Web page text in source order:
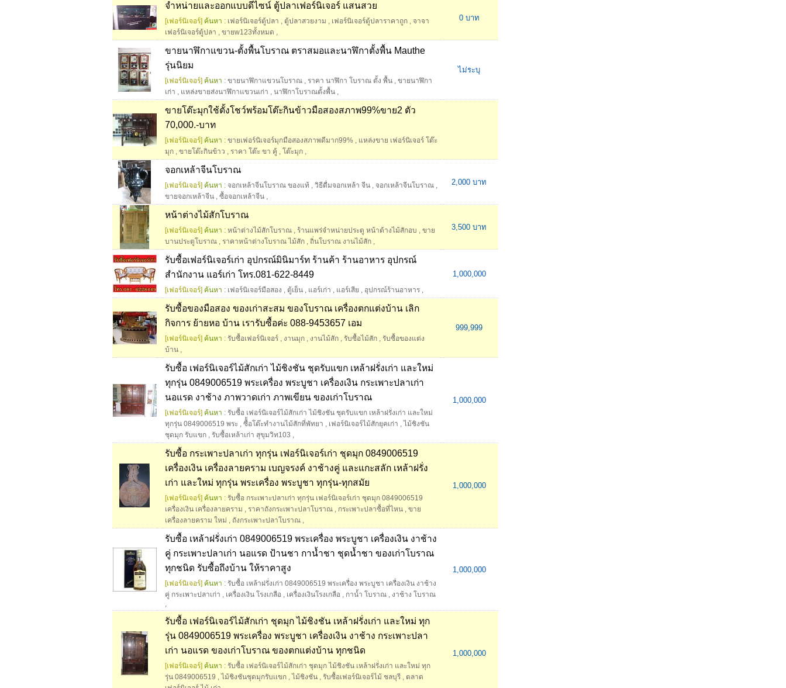
จำหน่ายและออกแบบดีไซน์ ตู้ปลาเฟอร์นิเจอร์ แสนสวย
[เฟอร์นิเจอร์] ค้นหา : เฟอร์นิเจอร์ตู้ปลา , ตู้ปลาสวยงาม , เฟอร์นิเจอร์ตู้ปลาราคาถูก , จาจา
เฟอร์นิเจอร์ตู้ปลา , ขายw123ทั้งหมด ,
0 บาท
ขายนาฬิกาแขวน-ตั้งพื้นโบราณ ตราสมอและนาฬิกาตั้งพื้น Mauthe
รุ่นนิยม
[เฟอร์นิเจอร์] ค้นหา : ขายนาฬิกาแขวนโบราณ , ราคา นาฬิกา โบราณ ตั้ง พื้น , ขายนาฬิกา
เก่า , แหล่งขายส่งนาฬิกาแขวนเก่า , นาฬิกาโบราณตั้งพื้น ,
ไม่ระบุ
ขายโต๊ะมุกใช้ตั้งโชว์พร้อมโต๊ะกินข้าวมือสองสภาพ99%ขาย2 ตัว
70,000.-บาท
[เฟอร์นิเจอร์] ค้นหา : ขายเฟอร์นิเจอร์มุกมือสองสภาพดีมาก99% , แหล่งขาย เฟอร์นิเจอร์ โต๊ะ
มุก , ขายโต๊ะกินข้าว , ราคา โต๊ะ ขา คู้ , โต๊ะมุก ,
จอกเหล้าจีนโบราณ
[เฟอร์นิเจอร์] ค้นหา : จอกเหล้าจีนโบราณ ของแท้ , วิธีดื่มจอกเหล้า จีน , จอกเหล้าจีนโบราณ ,
ขายจอกเหล้าจีน , ซื้อจอกเหล้าจีน ,
2,000 บาท
หน้าต่างไม้สักโบราณ
[เฟอร์นิเจอร์] ค้นหา : หน้าต่างไม้สักโบราณ , ร้านแพร่จำหน่ายประตู หน้าต้างไม้สักอบ , ขาย
บานประตูโบราณ , ราคาหน้าต่างโบราณ ไม้สัก , ถิ่นโบราณ งานไม้สัก ,
3,500 บาท
รับซื้อเฟอร์นิเจอร์เก่า อุปกรณ์มินิมาร์ท ร้านค้า ร้านอาหาร อุปกรณ์
สำนักงาน แอร์เก่า โทร.081-622-8449
[เฟอร์นิเจอร์] ค้นหา : เฟอร์นิเจอร์มือสอง , ตู้เย็น , แอร์เก่า , แอร์เสีย , อุปกรณ์ร้านอาหาร ,
1,000,000
รับซื้อของมือสอง ของเก่าสะสม ของโบราณ เครื่องตกแต่งบ้าน เลิก
กิจการ ย้ายหอ บ้าน เรารับซื้อค่ะ 088-9453657 เอม
[เฟอร์นิเจอร์] ค้นหา : รับซื้อเฟอร์นิเจอร์ , งานมุก , งานไม้สัก , รับซื้อไม้สัก , รับซื้อของแต่ง
บ้าน ,
999,999
รับซื้อ เฟอร์นิเจอร์ไม้สักเก่า ไม้ชิงชัน ชุดรับแขก เหล้าฝรั่งเก่า และใหม่
ทุกรุ่น 0849006519 พระเครื่อง พระบูชา เครื่องเงิน กระเพาะปลาเก่า
นอแรด งาช้าง ภาพวาดเก่า ภาพเขียน ของเก่าโบราณ
[เฟอร์นิเจอร์] ค้นหา : รับซื้อ เฟอร์นิเจอร์ไม้สักเก่า ไม้ชิงชัน ชุดรับแขก เหล้าฝรั่งเก่า และใหม่
ทุกรุ่น 0849006519 พระ , ซื้้อโต๊ะทำงานไม้สักที่พัทยา , เฟอร์นิเจอร์ไม้สักยุคเก่า , ไม้ชิงชัน
ชุดมุก รับแขก , รับซื้อเหล้าเก่า สุขุมวิท103 ,
1,000,000
รับซื้อ กระเพาะปลาเก่า ทุกรุ่น เฟอร์นิเจอร์เก่า ชุดมุก 0849006519
เครื่องเงิน เครื่องลายคราม เบญจรงค์ งาช้างคู่ และแกะสลัก เหล้าฝรั่ง
เก่า และใหม่ ทุกรุ่น พระเครื่อง พระบูชา ทุกรุ่น-ทุกสมัย
[เฟอร์นิเจอร์] ค้นหา : รับซื้อ กระเพาะปลาเก่า ทุกรุ่น เฟอร์นิเจอร์เก่า ชุดมุก 0849006519
เครื่องเงิน เครื่องลายคราม , ราคาถังกระเพาะปลาโบราณ , กระเพาะปลาซื้อที่ไหน , ขาย
เครื่องลายคราม ใหม่ , ถังกระเพาะปลาโบราณ ,
1,000,000
รับซื้อ เหล้าฝรั่งเก่า 0849006519 พระเครื่อง พระบูชา เครื่องเงิน งาช้าง
คู่ กระเพาะปลาเก่า นอแรด ป้านชา กาน้ำชา ชุดน้ำชา ของเก่าโบราณ
ทุกชนิด รับซื้อถึงบ้าน ให้ราคาสูง
[เฟอร์นิเจอร์] ค้นหา : รับซื้อ เหล้าฝรั่งเก่า 0849006519 พระเครื่อง พระบูชา เครื่องเงิน งาช้าง
คู่ กระเพาะปลาเก่า , เครื่องเงิน โรงเกลือ , เครื่องเงินโรงเกลือ , กาน้ำ โบราณ , งาช้าง โบราณ
,
1,000,000
รับซื้อ เฟอร์นิเจอร์ไม้สักเก่า ชุดมุก ไม้ชิงชัน เหล้าฝรั่งเก่า และใหม่ ทุก
รุ่น 0849006519 พระเครื่อง พระบูชา เครื่องเงิน งาช้าง กระเพาะปลา
เก่า นอแรด ของเก่าโบราณ ของตกแต่งบ้าน ทุกชนิด
[เฟอร์นิเจอร์] ค้นหา : รับซื้อ เฟอร์นิเจอร์ไม้สักเก่า ชุดมุก ไม้ชิงชัน เหล้าฝรั่งเก่า และใหม่ ทุก
รุ่น 0849006519 , ไม้ชิงชันชุดมุกรับเเขก , ไม้ชิงชัน , รับซื้อเฟอร์นิเจอร์ไม้ ชลบุรี , ตลาด
1,000,000